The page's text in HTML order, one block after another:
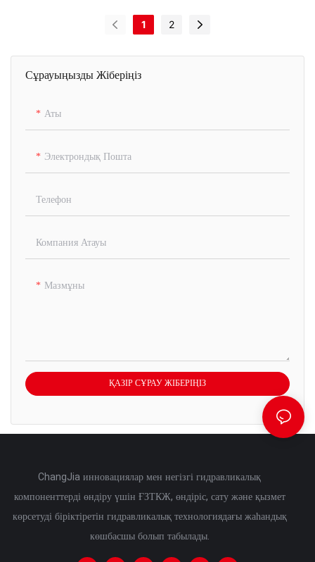
Сұрауыңызды Жіберіңіз
Аты
Электрондық Пошта
Телефон
Компания Атауы
Мазмұны
ҚАЗІР СҰРАУ ЖІБЕРІҢІЗ
Жабдықтарына Арналған
Бар Бағытты Басқару
1 2
ChangJia инновациялар мен негізгі гидравликалық
компоненттерді өндіру үшін ҒЗТКЖ, өндіріс, сату және қызмет
көрсетуді біріктіретін гидравликалық технологиядағы жаһандық
көшбасшы болып табылады.